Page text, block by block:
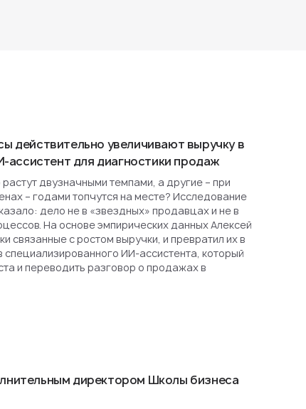
действительно увеличивают выручку в
ассистент для диагностики продаж
двузначными темпами, а другие – при
– годами топчутся на месте? Исследование
дело не в «звездных» продавцах и не в
На основе эмпирических данных Алексей
связанные с ростом выручки, и превратил их в
ИИ-ассистента, который
и переводить разговор о продажах в
директором Школы бизнеса